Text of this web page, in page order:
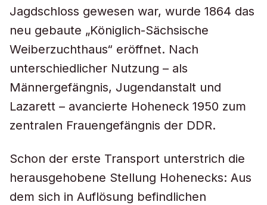
Jagdschloss gewesen war, wurde 1864 das
neu gebaute „Königlich-Sächsische
Weiberzuchthaus“ eröffnet. Nach
unterschiedlicher Nutzung – als
Männergefängnis, Jugendanstalt und
Lazarett – avancierte Hoheneck 1950 zum
zentralen Frauengefängnis der DDR.
Schon der erste Transport unterstrich die
herausgehobene Stellung Hohenecks: Aus
dem sich in Auflösung befindlichen